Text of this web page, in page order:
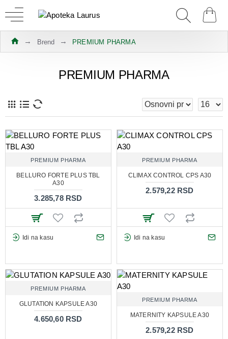
Brend PREMIUM PHARMA
PREMIUM PHARMA
PREMIUM PHARMA
BELLURO FORTE PLUS TBL
A30
3.285,78 RSD
Idi na kasu
PREMIUM PHARMA
CLIMAX CONTROL CPS A30
2.579,22 RSD
Idi na kasu
PREMIUM PHARMA
GLUTATION KAPSULE A30
4.650,60 RSD
PREMIUM PHARMA
MATERNITY KAPSULE A30
2.579,22 RSD